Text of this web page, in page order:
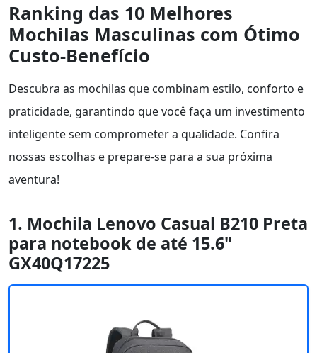
Ranking das 10 Melhores
Mochilas Masculinas com Ótimo
Custo-Benefício
Descubra as mochilas que combinam estilo, conforto e
praticidade, garantindo que você faça um investimento
inteligente sem comprometer a qualidade. Confira
nossas escolhas e prepare-se para a sua próxima
aventura!
1. Mochila Lenovo Casual B210 Preta
para notebook de até 15.6"
GX40Q17225